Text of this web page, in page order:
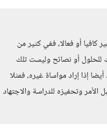
أو فعالا، ففي كثير من
للحلول أو نصائح وليست تلك
إذا إراد مواساة غيره، فمثلا
وتحفيزه للدراسة والاجتهاد